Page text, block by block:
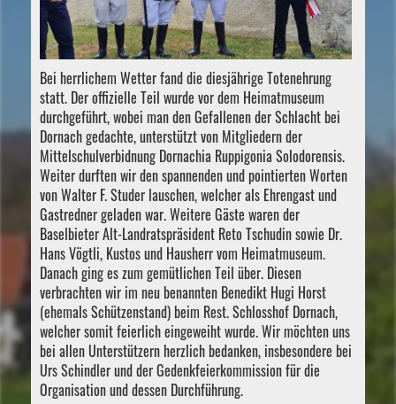
Bei herrlichem Wetter fand die diesjährige Totenehrung
statt. Der offizielle Teil wurde vor dem Heimatmuseum
durchgeführt, wobei man den Gefallenen der Schlacht bei
Dornach gedachte, unterstützt von Mitgliedern der
Mittelschulverbidnung Dornachia Ruppigonia Solodorensis.
Weiter durften wir den spannenden und pointierten Worten
von Walter F. Studer lauschen, welcher als Ehrengast und
Gastredner geladen war. Weitere Gäste waren der
Baselbieter Alt-Landratspräsident Reto Tschudin sowie Dr.
Hans Vögtli, Kustos und Hausherr vom Heimatmuseum.
Danach ging es zum gemütlichen Teil über. Diesen
verbrachten wir im neu benannten Benedikt Hugi Horst
(ehemals Schützenstand) beim Rest. Schlosshof Dornach,
welcher somit feierlich eingeweiht wurde. Wir möchten uns
bei allen Unterstützern herzlich bedanken, insbesondere bei
Urs Schindler und der Gedenkfeierkommission für die
Organisation und dessen Durchführung.